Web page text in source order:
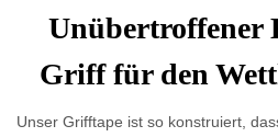
Unübertroffener
Griff für den
Unser Grifftape ist so konstruiert,